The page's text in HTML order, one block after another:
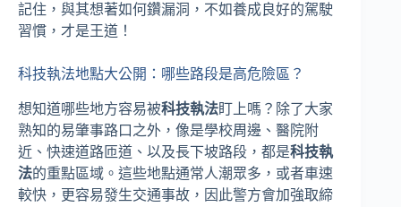
記住，與其想著如何鑽漏洞，不如養成良好的駕駛
習慣，才是王道！
科技執法地點大公開：哪些路段是高危險區？
想知道哪些地方容易被科技執法盯上嗎？除了大家
熟知的易肇事路口之外，像是學校周邊、醫院附
近、快速道路匝道、以及長下坡路段，都是科技執
法的重點區域。這些地點通常人潮眾多，或者車速
較快，更容易發生交通事故，因此警方會加強取締